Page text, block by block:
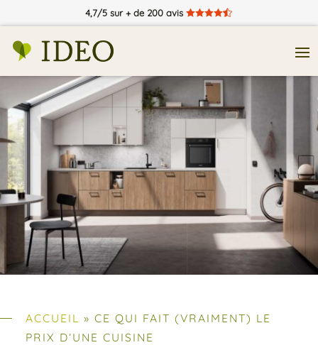
4,7/5 sur + de 200 avis
ACCUEIL » CE QUI FAIT (VRAIMENT) LE
PRIX D’UNE CUISINE